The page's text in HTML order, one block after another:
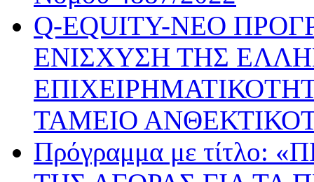
Q-EQUITY-ΝΕΟ
ΕΝΙΣΧΥΣΗ ΤΗΣ
ΤΑΜΕΙΟ
Πρόγραμμα με